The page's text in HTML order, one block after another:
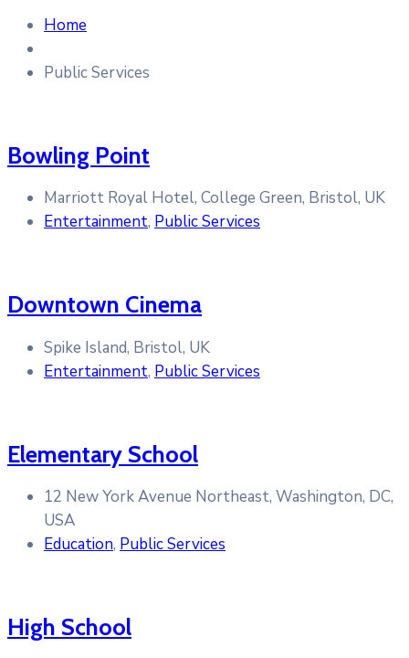
Home
Public Services
Bowling Point
Marriott Royal Hotel, College Green, Bristol, UK
Entertainment, Public Services
Downtown Cinema
Spike Island, Bristol, UK
Entertainment, Public Services
Elementary School
12 New York Avenue Northeast, Washington, DC,
USA
Education, Public Services
High School